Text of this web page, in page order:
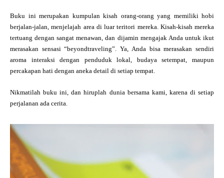
Buku ini merupakan kumpulan kisah orang-orang yang memiliki hobi
berjalan-jalan, menjelajah area di luar teritori mereka. Kisah-kisah mereka
tertuang dengan sangat menawan, dan dijamin mengajak Anda untuk ikut
merasakan sensasi “beyondtraveling”. Ya, Anda bisa merasakan sendiri
aroma interaksi dengan penduduk lokal, budaya setempat, maupun
percakapan hati dengan aneka detail di setiap tempat.
Nikmatilah buku ini, dan hiruplah dunia bersama kami, karena di setiap
perjalanan ada cerita.